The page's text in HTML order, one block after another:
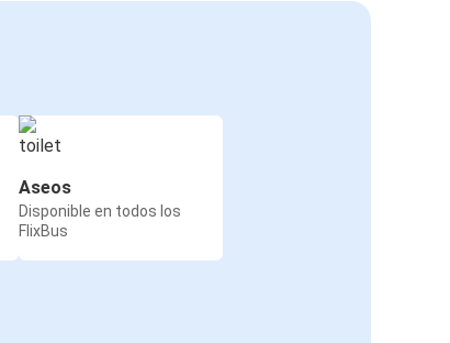
Aseos
Disponible en todos los
FlixBus